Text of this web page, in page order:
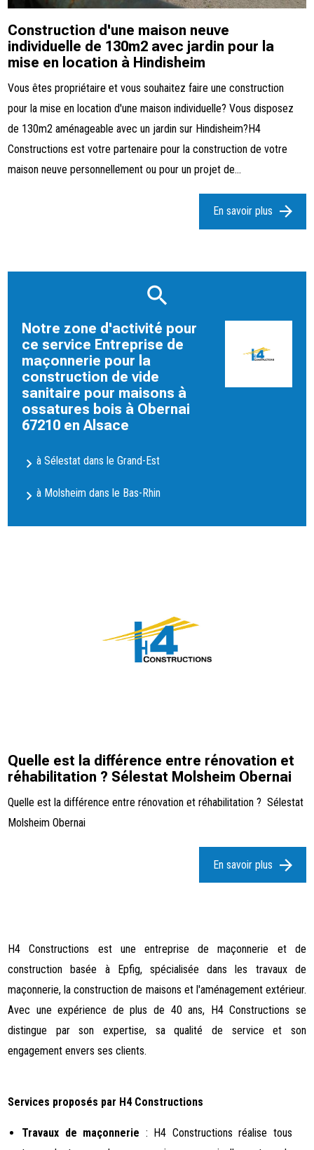
Construction d'une maison neuve
individuelle de 130m2 avec jardin pour la
mise en location à Hindisheim
Vous êtes propriétaire et vous souhaitez faire une construction
pour la mise en location d'une maison individuelle? Vous disposez
de 130m2 aménageable avec un jardin sur Hindisheim?H4
Constructions est votre partenaire pour la construction de votre
maison neuve personnellement ou pour un projet de...
En savoir plus
Notre zone d'activité pour
ce service Entreprise de
maçonnerie pour la
construction de vide
sanitaire pour maisons à
ossatures bois à Obernai
67210 en Alsace
à Sélestat dans le Grand-Est
à Molsheim dans le Bas-Rhin
Quelle est la différence entre rénovation et
réhabilitation ? Sélestat Molsheim Obernai
Quelle est la différence entre rénovation et réhabilitation ? Sélestat
Molsheim Obernai
En savoir plus
H4 Constructions est une entreprise de maçonnerie et de
construction basée à Epfig, spécialisée dans les travaux de
maçonnerie, la construction de maisons et l'aménagement extérieur.
Avec une expérience de plus de 40 ans, H4 Constructions se
distingue par son expertise, sa qualité de service et son
engagement envers ses clients.
Services proposés par H4 Constructions
Travaux de maçonnerie : H4 Constructions réalise tous